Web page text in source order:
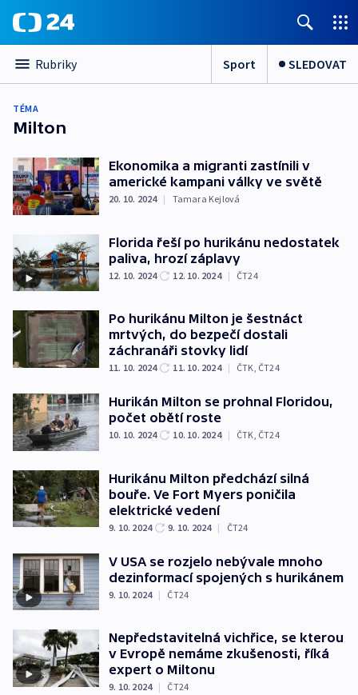
Rubriky Sport SLEDOVAT
TÉMA
Milton
Ekonomika a migranti zastínili v
americké kampani války ve světě
20. 10. 2024 | Tamara Kejlová
Florida řeší po hurikánu nedostatek
paliva, hrozí záplavy
12. 10. 2024 12. 10. 2024 | ČT24
Po hurikánu Milton je šestnáct
mrtvých, do bezpečí dostali
záchranáři stovky lidí
11. 10. 2024 11. 10. 2024 | ČTK, ČT24
Hurikán Milton se prohnal Floridou,
počet obětí roste
10. 10. 2024 10. 10. 2024 | ČTK, ČT24
Hurikánu Milton předchází silná
bouře. Ve Fort Myers poničila
elektrické vedení
9. 10. 2024 9. 10. 2024 | ČT24
V USA se rozjelo nebývale mnoho
dezinformací spojených s hurikánem
9. 10. 2024 | ČT24
Nepředstavitelná vichřice, se kterou
v Evropě nemáme zkušenosti, říká
expert o Miltonu
9. 10. 2024 | ČT24